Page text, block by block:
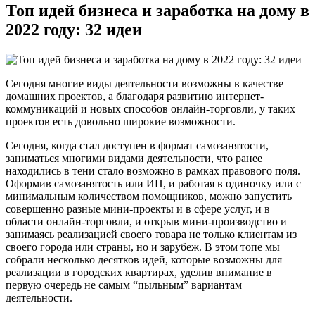
Топ идей бизнеса и заработка на дому в
2022 году: 32 идеи
Сегодня многие виды деятельности возможны в качестве
домашних проектов, а благодаря развитию интернет-
коммуникаций и новых способов онлайн-торговли, у таких
проектов есть довольно широкие возможности.
Сегодня, когда стал доступен в формат самозанятости,
заниматься многими видами деятельности, что ранее
находились в тени стало возможно в рамках правового поля.
Оформив самозанятость или ИП, и работая в одиночку или с
минимальным количеством помощников, можно запустить
совершенно разные мини-проекты и в сфере услуг, и в
области онлайн-торговли, и открыв мини-производство и
занимаясь реализацией своего товара не только клиентам из
своего города или страны, но и зарубеж. В этом топе мы
собрали несколько десятков идей, которые возможны для
реализации в городских квартирах, уделив внимание в
первую очередь не самым “пыльным” вариантам
деятельности.